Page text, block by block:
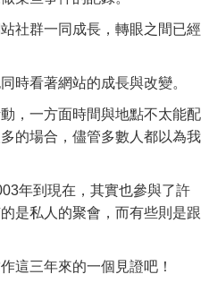
社群一同成長，轉眼之間已經
時看著網站的成長與改變。
，一方面時間與地點不太能配
的場合，儘管多數人都以為我
年到現在，其實也參與了許
是私人的聚會，而有些則是跟
這三年來的一個見證吧！